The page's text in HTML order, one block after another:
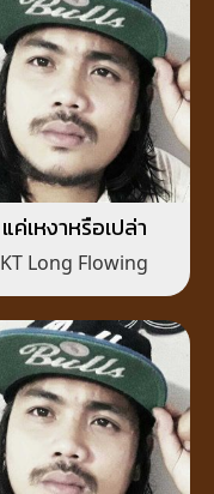
แค่เหงาหรือเปล่า
KT Long Flowing